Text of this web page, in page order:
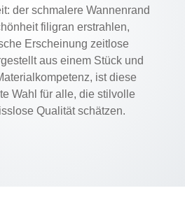
der schmalere Wannenrand
filigran erstrahlen,
Erscheinung zeitlose
aus einem Stück und
ist diese
Wahl für alle, die stilvolle
Qualität schätzen.